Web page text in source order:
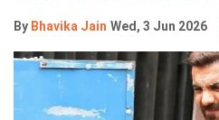
By Bhavika Jain Wed, 3 Jun 2026